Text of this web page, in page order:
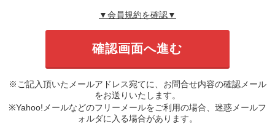
▼会員規約を確認▼
※ご記入頂いたメールアドレス宛てに、お問合せ内容の確認メール
をお送りいたします。
※Yahoo!メールなどのフリーメールをご利用の場合、迷惑メールフ
ォルダに入る場合があります。